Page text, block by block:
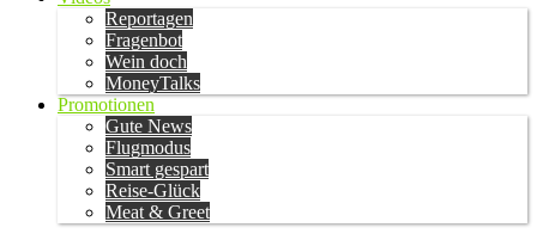
Reportagen
Fragenbot
Wein doch
MoneyTalks
Promotionen
Gute News
Flugmodus
Smart gespart
Reise-Glück
Meat & Greet